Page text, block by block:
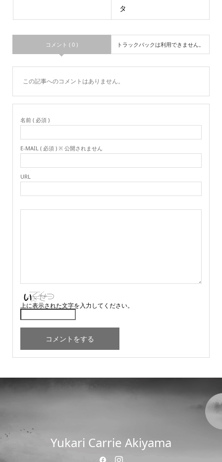
タ
コメント ( 0 ) トラックバックは利用できません。
この記事へのコメントはありません。
名前 ( 必須 )
E-MAIL ( 必須 ) ※ 公開されません
URL
上に表示された文字を入力してください。
Yukari Carrie Akiyama